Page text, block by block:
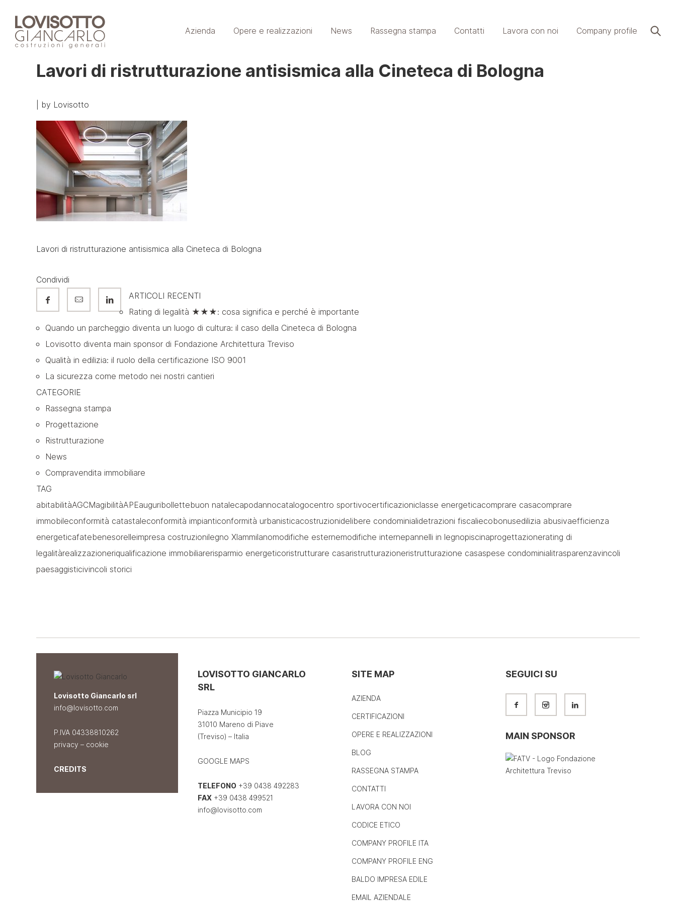
content
Azienda Opere e realizzazioni News Rassegna stampa Contatti Lavora con noi Company profile
Lavori di ristrutturazione antisismica alla Cineteca di Bologna
by Lovisotto
Lavori di ristrutturazione antisismica alla Cineteca di Bologna
Condividi
ARTICOLI RECENTI
Rating di legalità ★★★: cosa significa e perché è importante
Quando un parcheggio diventa un luogo di cultura: il caso della Cineteca di Bologna
Lovisotto diventa main sponsor di Fondazione Architettura Treviso
Qualità in edilizia: il ruolo della certificazione ISO 9001
La sicurezza come metodo nei nostri cantieri
CATEGORIE
Rassegna stampa
Progettazione
Ristrutturazione
News
Compravendita immobiliare
TAG
abitabilitàAGCMagibilitàAPEauguribollettebuon natalecapodannocatalogocentro sportivocertificazioniclasse energeticacomprare casacomprare
immobileconformità catastaleconformità impianticonformità urbanisticacostruzionidelibere condominialidetrazioni fiscaliecobonusedilizia abusivaefficienza
energeticafatebenesorelleimpresa costruzionilegno Xlammilanomodifiche esternemodifiche internepannelli in legnopiscinaprogettazionerating di
legalitàrealizzazioneriqualificazione immobiliarerisparmio energeticoristrutturare casaristrutturazioneristrutturazione casaspese condominialitrasparenzavincoli
paesaggisticivincoli storici
Lovisotto Giancarlo srl
info@lovisotto.com
P.IVA 04338810262
privacy – cookie
CREDITS
LOVISOTTO GIANCARLO
SRL
Piazza Municipio 19
31010 Mareno di Piave
(Treviso) – Italia
GOOGLE MAPS
TELEFONO+39 0438 492283
FAX+39 0438 499521
info@lovisotto.com
SITE MAP
AZIENDA
CERTIFICAZIONI
OPERE E REALIZZAZIONI
BLOG
RASSEGNA STAMPA
CONTATTI
LAVORA CON NOI
CODICE ETICO
COMPANY PROFILE ITA
COMPANY PROFILE ENG
BALDO IMPRESA EDILE
EMAIL AZIENDALE
SEGUICI SU
MAIN SPONSOR